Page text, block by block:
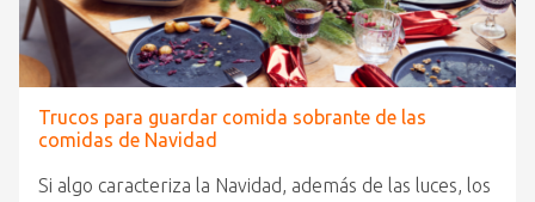
Trucos para guardar comida sobrante de las
comidas de Navidad
Si algo caracteriza la Navidad, además de las luces, los